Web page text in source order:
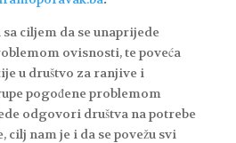
ciljem da se unaprijede
ovisnosti, te poveća
u društvo za ranjive i
pogođene problemom
odgovori društva na potrebe
cilj nam je i da se povežu svi